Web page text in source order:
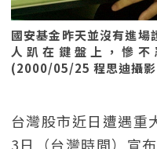
國安基金昨天並沒有進場
人趴在鍵盤上，慘
(2000/05/25 程思迪攝
台灣股市近日遭遇重
3日（台灣時間）宣